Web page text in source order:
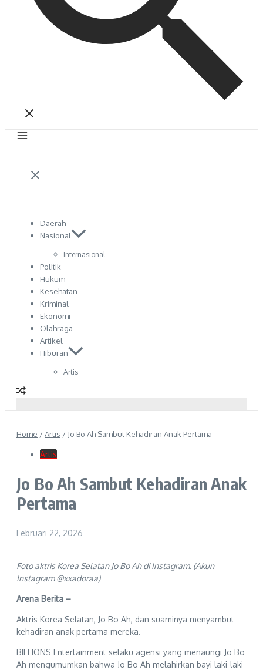
Daerah
Nasional
Internasional
Politik
Hukum
Kesehatan
Kriminal
Ekonomi
Olahraga
Artikel
Hiburan
Artis
Home /Artis / Jo Bo Ah Sambut Kehadiran Anak Pertama
Artis
Jo Bo Ah Sambut Kehadiran Anak
Pertama
Februari 22, 2026
Foto aktris Korea Selatan Jo Bo Ah di Instagram. (Akun
Instagram @xxadoraa)
Arena Berita –
Aktris Korea Selatan, Jo Bo Ah, dan suaminya menyambut
kehadiran anak pertama mereka.
BILLIONS Entertainment selaku agensi yang menaungi Jo Bo
Ah mengumumkan bahwa Jo Bo Ah melahirkan bayi laki-laki